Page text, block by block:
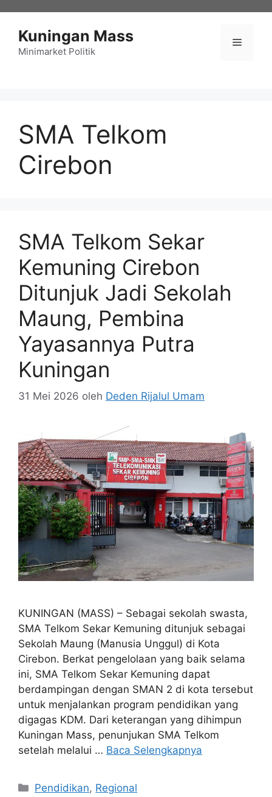
Kuningan Mass
Minimarket Politik
Menu
SMA Telkom
Cirebon
SMA Telkom Sekar
Kemuning Cirebon
Ditunjuk Jadi Sekolah
Maung, Pembina
Yayasannya Putra
Kuningan
31 Mei 2026 oleh Deden Rijalul Umam
KUNINGAN (MASS) – Sebagai sekolah swasta,
SMA Telkom Sekar Kemuning ditunjuk sebagai
Sekolah Maung (Manusia Unggul) di Kota
Cirebon. Berkat pengelolaan yang baik selama
ini, SMA Telkom Sekar Kemuning dapat
berdampingan dengan SMAN 2 di kota tersebut
untuk menjalankan program pendidikan yang
digagas KDM. Dari keterangan yang dihimpun
Kuningan Mass, penunjukan SMA Telkom
setelah melalui … Baca Selengkapnya
Kategori
Pendidikan, Regional